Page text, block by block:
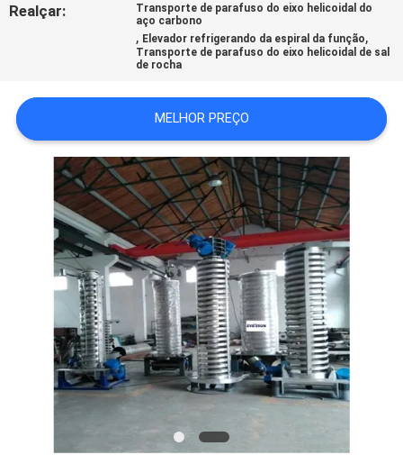
UMAS
SITEMAP
POLÍTICA
PRIVACIDADE
Realçar:
Transporte de parafuso do eixo helicoidal do
aço carbono
, Elevador refrigerando da espiral da função,
Transporte de parafuso do eixo helicoidal de sal
de rocha
MELHOR PREÇO